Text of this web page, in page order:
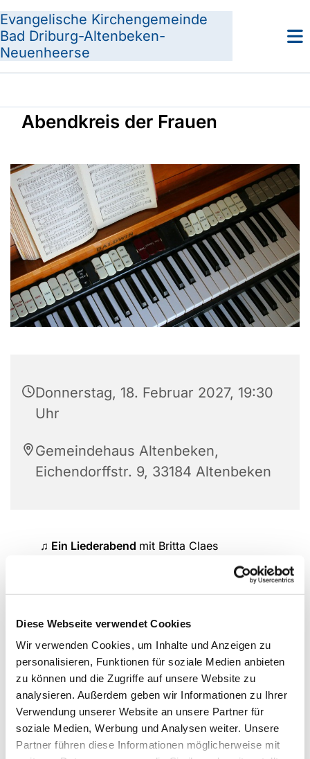
Diese Webseite verwendet Cookies
Wir verwenden Cookies, um Inhalte und Anzeigen zu
personalisieren, Funktionen für soziale Medien anbieten
zu können und die Zugriffe auf unsere Website zu
analysieren. Außerdem geben wir Informationen zu Ihrer
Verwendung unserer Website an unsere Partner für
soziale Medien, Werbung und Analysen weiter. Unsere
Partner führen diese Informationen möglicherweise mit
Evangelische Kirchengemeinde
Bad Driburg-Altenbeken-
Neuenheerse
Abendkreis der Frauen
Donnerstag, 18. Februar 2027, 19:30
Uhr
Gemeindehaus Altenbeken,
Eichendorffstr. 9, 33184 Altenbeken
♫ Ein Liederabend mit Britta Claes
Neues und Bekanntes singen wir gemeinsam